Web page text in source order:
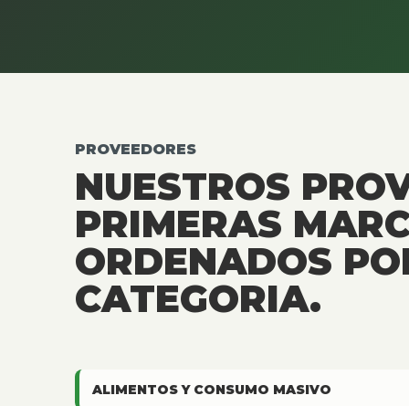
PROVEEDORES
NUESTROS
PRIMERAS
ORDENADOS
CATEGORIA.
ALIMENTOS Y CONSUMO MASIVO